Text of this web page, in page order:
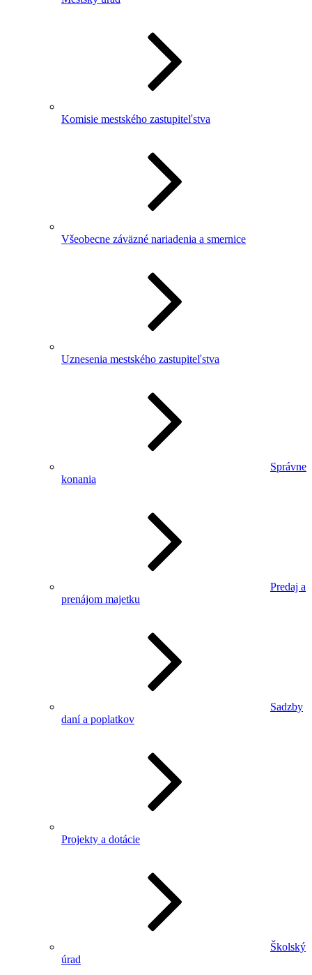
Komisie mestského zastupiteľstva
Všeobecne záväzné nariadenia a smernice
Uznesenia mestského zastupiteľstva
Správne
konania
Predaj a
prenájom majetku
Sadzby
daní a poplatkov
Projekty a dotácie
Školský
úrad